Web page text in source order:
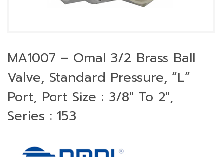
MA1007 – Omal 3/2 Brass Ball
Valve, Standard Pressure, “L”
Port, Port Size : 3/8″ To 2″,
Series : 153